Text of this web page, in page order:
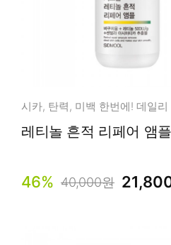
시카, 탄력, 미백 한번에! 데일리
46% 40,000원